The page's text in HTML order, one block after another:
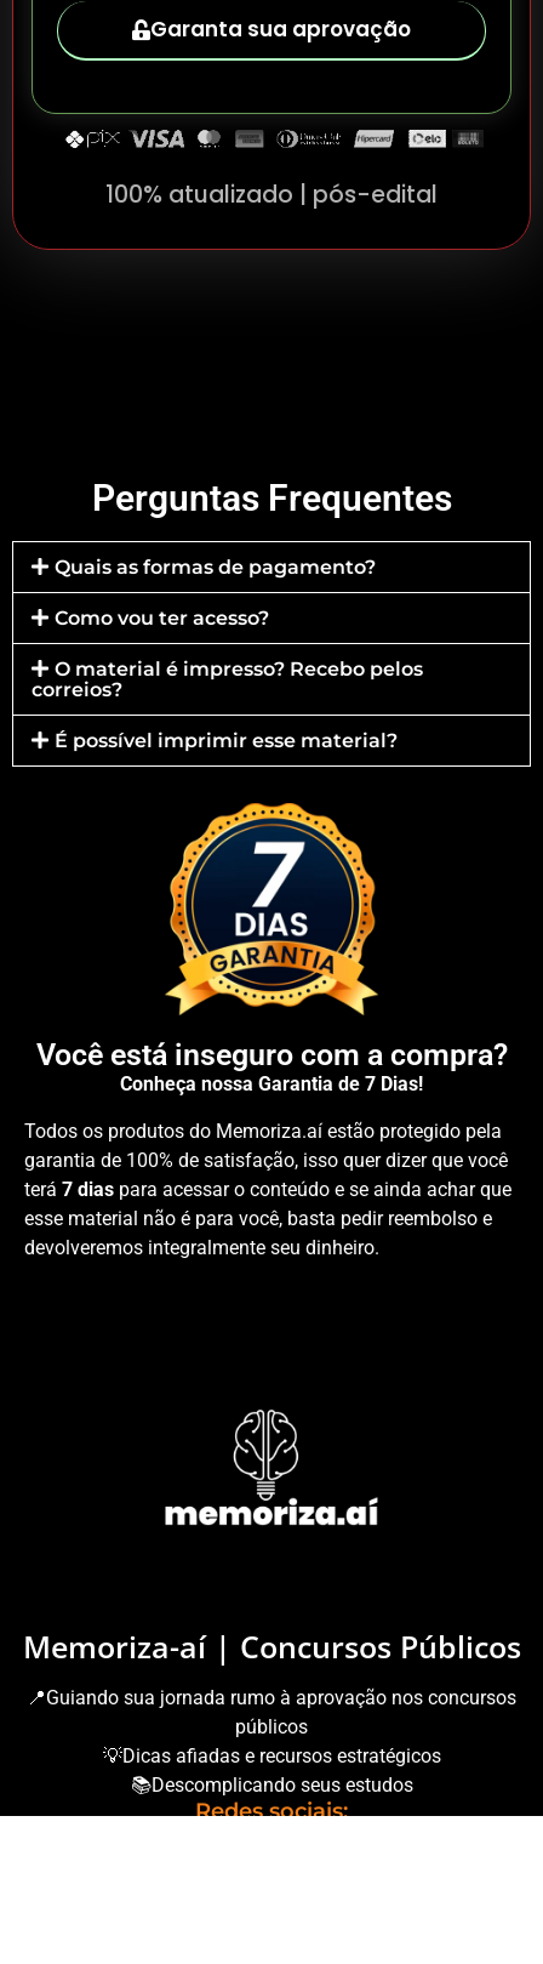
Garanta sua aprovação
100% atualizado | pós-edital
Perguntas Frequentes
Quais as formas de pagamento?
Como vou ter acesso?
O material é impresso? Recebo pelos
correios?
É possível imprimir esse material?
Você está inseguro com a compra?
Conheça nossa Garantia de 7 Dias!
Todos os produtos do Memoriza.aí estão protegido pela
garantia de 100% de satisfação, isso quer dizer que você
terá 7 dias para acessar o conteúdo e se ainda achar que
esse material não é para você, basta pedir reembolso e
devolveremos integralmente seu dinheiro.
Memoriza-aí | Concursos Públicos
📍Guiando sua jornada rumo à aprovação nos concursos
públicos
💡Dicas afiadas e recursos estratégicos
📚Descomplicando seus estudos
Redes sociais: